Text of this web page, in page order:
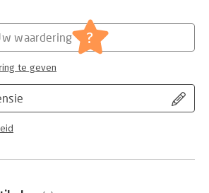
waardering ?
te geven